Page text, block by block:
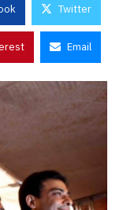
Twitter
Email